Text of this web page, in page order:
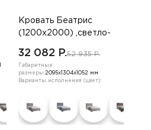
Кровать Беатрис
(1200х2000) ,светло-
32 082 P.52 935 P.
Габаритные
размеры:2095х1304х1052 мм
Варианты исполнения (цвет):